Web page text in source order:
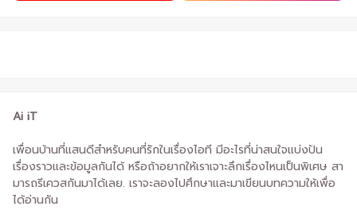
Ai iT
เพื่อนบ้านที่แสนดีสำหรับคนที่รักในเรื่องไอที มีอะไรที่น่าสนใจแบ่งปัน
เรื่องราวและข้อมูลกันได้ หรือถ้าอยากให้เราเจาะลึกเรื่องไหนเป็นพิเศษ สา
มารถรีเควสกันมาได้เลย. เราจะลองไปศึกษาและมาเขียนบทความให้เพื่อ
ได้อ่านกัน